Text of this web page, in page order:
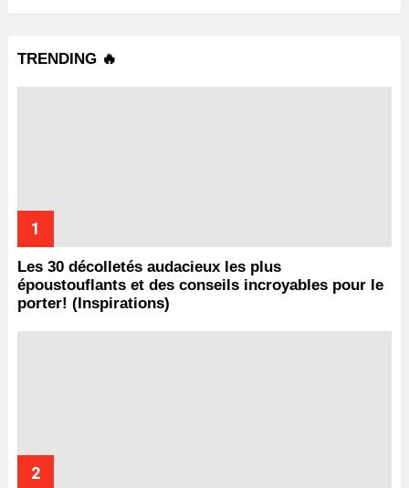
TRENDING 🔥
Les 30 décolletés audacieux les plus
époustouflants et des conseils incroyables pour le
porter! (Inspirations)